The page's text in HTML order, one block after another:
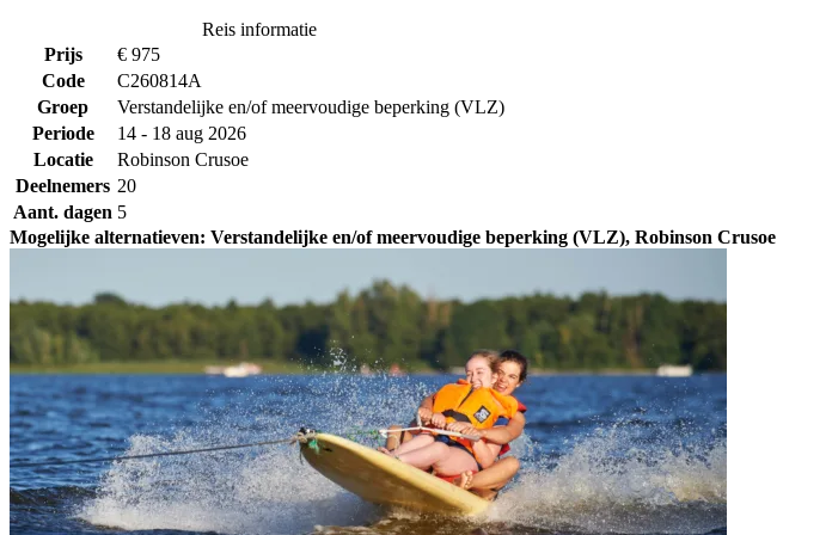
Reis informatie
Prijs
€ 975
Code
C260814A
Groep
Verstandelijke en/of meervoudige beperking (VLZ)
Periode
14 - 18 aug 2026
Locatie
Robinson Crusoe
Deelnemers 20
Aant. dagen 5
Mogelijke alternatieven: Verstandelijke en/of meervoudige beperking (VLZ), Robinson Crusoe